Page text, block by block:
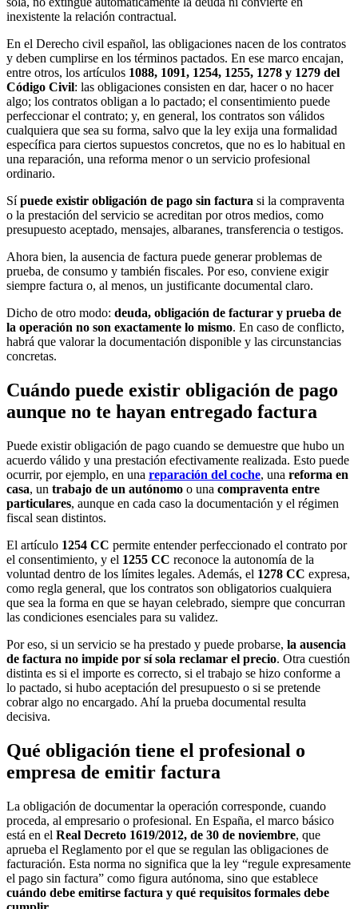
inexistente la relación contractual.
En el Derecho civil español, las obligaciones nacen de los contratos
y deben cumplirse en los términos pactados. En ese marco encajan,
entre otros, los artículos 1088, 1091, 1254, 1255, 1278 y 1279 del
Código Civil: las obligaciones consisten en dar, hacer o no hacer
algo; los contratos obligan a lo pactado; el consentimiento puede
perfeccionar el contrato; y, en general, los contratos son válidos
cualquiera que sea su forma, salvo que la ley exija una formalidad
específica para ciertos supuestos concretos, que no es lo habitual en
una reparación, una reforma menor o un servicio profesional
ordinario.
Sípuede existir obligación de pago sin factura si la compraventa
o la prestación del servicio se acreditan por otros medios, como
presupuesto aceptado, mensajes, albaranes, transferencia o testigos.
Ahora bien, la ausencia de factura puede generar problemas de
prueba, de consumo y también fiscales. Por eso, conviene exigir
siempre factura o, al menos, un justificante documental claro.
Dicho de otro modo: deuda, obligación de facturar y prueba de
la operación no son exactamente lo mismo. En caso de conflicto,
habrá que valorar la documentación disponible y las circunstancias
concretas.
Cuándo puede existir obligación de pago
aunque no te hayan entregado factura
Puede existir obligación de pago cuando se demuestre que hubo un
acuerdo válido y una prestación efectivamente realizada. Esto puede
ocurrir, por ejemplo, en una reparación del coche, una reforma en
casa, un trabajo de un autónomo o una compraventa entre
particulares, aunque en cada caso la documentación y el régimen
fiscal sean distintos.
El artículo 1254 CC permite entender perfeccionado el contrato por
el consentimiento, y el 1255 CC reconoce la autonomía de la
voluntad dentro de los límites legales. Además, el 1278 CC expresa,
como regla general, que los contratos son obligatorios cualquiera
que sea la forma en que se hayan celebrado, siempre que concurran
las condiciones esenciales para su validez.
Por eso, si un servicio se ha prestado y puede probarse, la ausencia
de factura no impide por sí sola reclamar el precio. Otra cuestión
distinta es si el importe es correcto, si el trabajo se hizo conforme a
lo pactado, si hubo aceptación del presupuesto o si se pretende
cobrar algo no encargado. Ahí la prueba documental resulta
decisiva.
Qué obligación tiene el profesional o
empresa de emitir factura
La obligación de documentar la operación corresponde, cuando
proceda, al empresario o profesional. En España, el marco básico
está en el Real Decreto 1619/2012, de 30 de noviembre, que
aprueba el Reglamento por el que se regulan las obligaciones de
facturación. Esta norma no significa que la ley “regule expresamente
el pago sin factura” como figura autónoma, sino que establece
cuándo debe emitirse factura y qué requisitos formales debe